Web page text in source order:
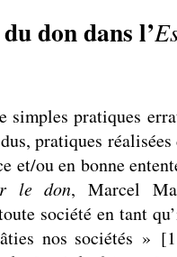
don dans l’
simples pratiques
pratiques
et/ou en bonne
le don, Marcel
société en tant
nos sociétés » [